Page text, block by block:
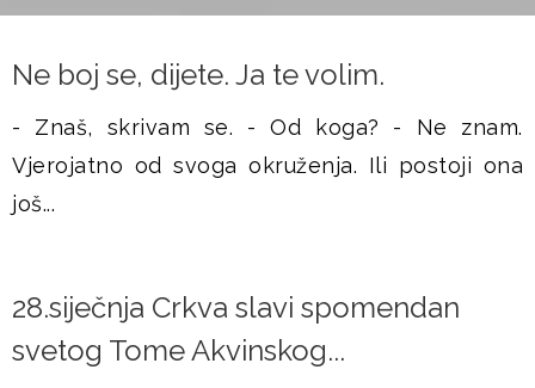
Ne boj se, dijete. Ja te volim.
- Znaš, skrivam se. - Od koga? - Ne znam.
Vjerojatno od svoga okruženja. Ili postoji ona
još...
28.siječnja Crkva slavi spomendan
svetog Tome Akvinskog...